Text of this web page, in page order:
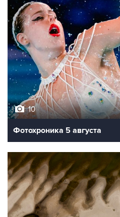
10
Фотохроника 5 августа